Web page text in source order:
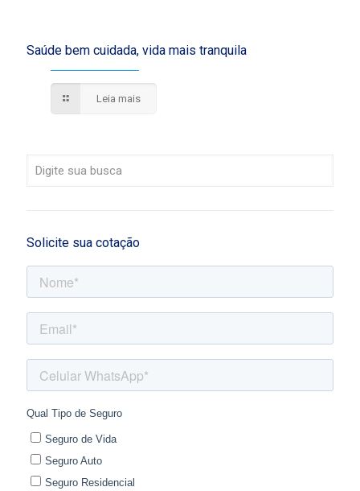
Saúde bem cuidada, vida mais tranquila
Leia mais
Solicite sua cotação